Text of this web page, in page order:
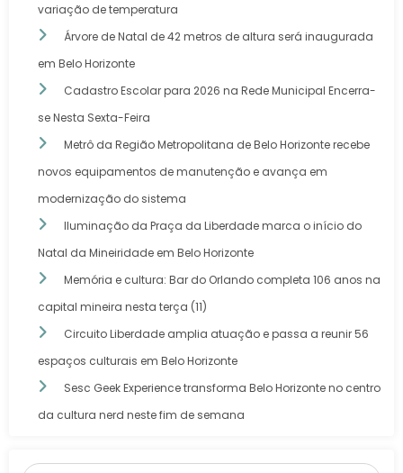
variação de temperatura
Árvore de Natal de 42 metros de altura será inaugurada
em Belo Horizonte
Cadastro Escolar para 2026 na Rede Municipal Encerra-
se Nesta Sexta-Feira
Metrô da Região Metropolitana de Belo Horizonte recebe
novos equipamentos de manutenção e avança em
modernização do sistema
Iluminação da Praça da Liberdade marca o início do
Natal da Mineiridade em Belo Horizonte
Memória e cultura: Bar do Orlando completa 106 anos na
capital mineira nesta terça (11)
Circuito Liberdade amplia atuação e passa a reunir 56
espaços culturais em Belo Horizonte
Sesc Geek Experience transforma Belo Horizonte no centro
da cultura nerd neste fim de semana